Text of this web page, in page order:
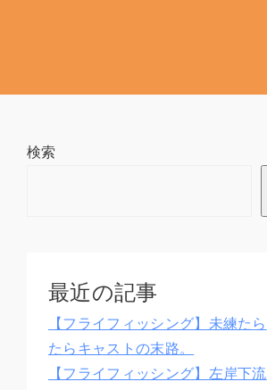
検索
最近の記事
【フライフィッシング】未練たら
たらキャストの末路。
【フライフィッシング】左岸下流